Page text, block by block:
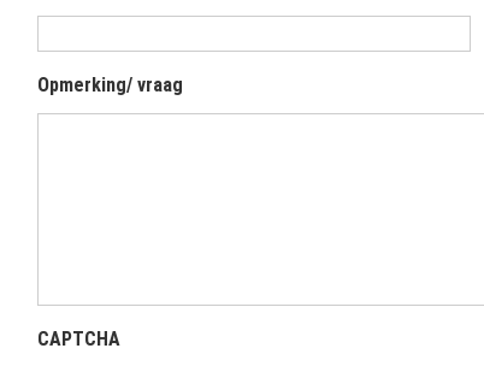
Opmerking/ vraag
CAPTCHA